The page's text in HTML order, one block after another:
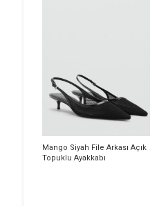
Mango Siyah File Arkası Açık
Topuklu Ayakkabı